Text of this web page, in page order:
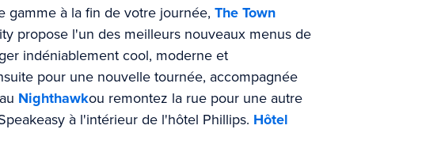
gamme à la fin de votre journée, The Town
propose l'un des meilleurs nouveaux menus de
indéniablement cool, moderne et
pour une nouvelle tournée, accompagnée
Nighthawkou remontez la rue pour une autre
à l'intérieur de l'hôtel Phillips. Hôtel